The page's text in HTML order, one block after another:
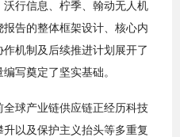
行信息、柠季、翰动无人机
告的整体框架设计、核心内
机制及后续推进计划展开了
写奠定了坚实基础。
球产业链供应链正经历科技
以及保护主义抬头等多重复